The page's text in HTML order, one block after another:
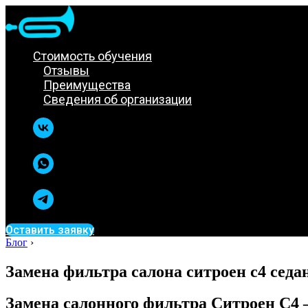
Стоимость обучения
Отзывы
Преимущества
Сведения об организации
Оставить заявку
Блог ›
Замена фильтра салона ситроен с4
Замена салонного фильтра Ситроен